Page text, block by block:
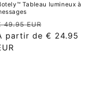
Tableau lumineux à
49.95 EUR
promotionnel
partir de € 24.95